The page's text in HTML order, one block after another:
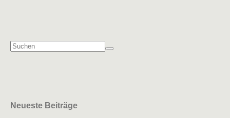
Neueste Beiträge